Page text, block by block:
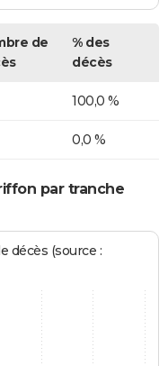
de
% des
décès
100,0 %
0,0 %
par tranche
décès (source :